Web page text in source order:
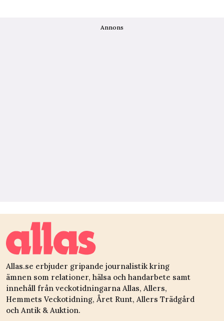
Annons
Allas.se erbjuder gripande journalistik kring
ämnen som relationer, hälsa och handarbete samt
innehåll från veckotidningarna Allas, Allers,
Hemmets Veckotidning, Året Runt, Allers Trädgård
och Antik & Auktion.